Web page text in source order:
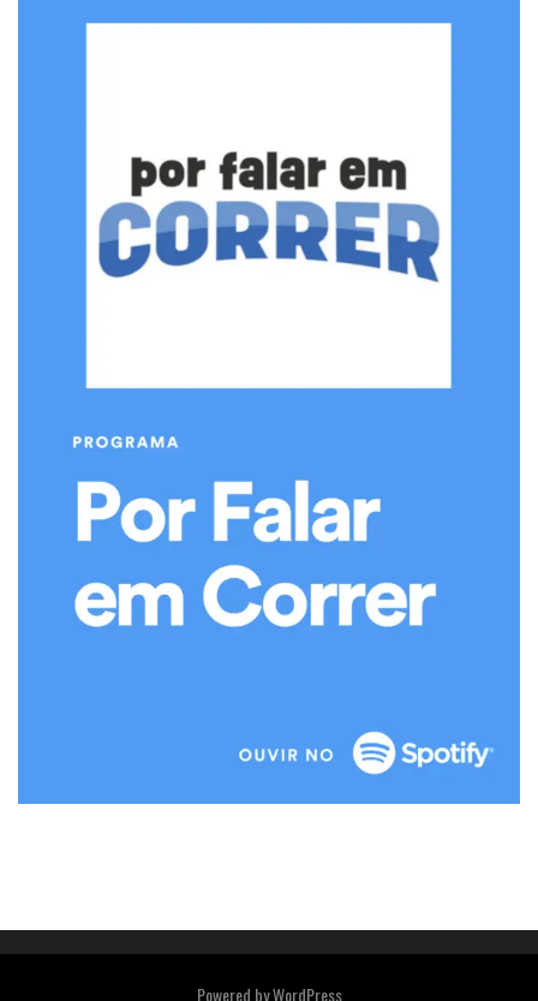
Powered byWordPress